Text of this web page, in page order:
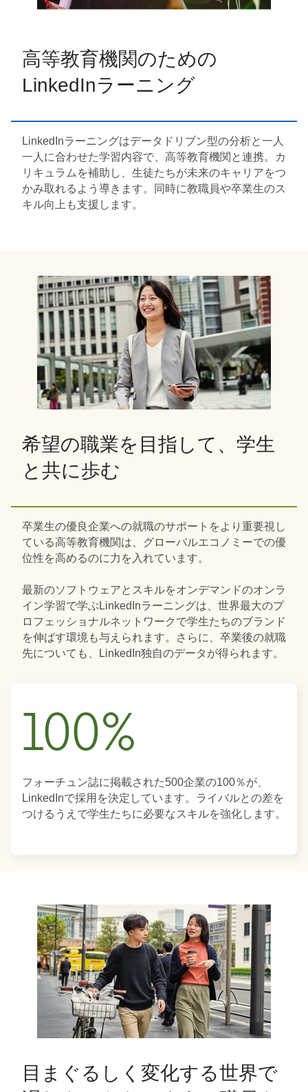
高等教育機関のための
LinkedInラーニング
LinkedInラーニングはデータドリブン型の分析と一人
一人に合わせた学習内容で、高等教育機関と連携。カ
リキュラムを補助し、生徒たちが未来のキャリアをつ
かみ取れるよう導きます。同時に教職員や卒業生のス
キル向上も支援します。
希望の職業を目指して、学生
と共に歩む
卒業生の優良企業への就職のサポートをより重要視し
ている高等教育機関は、グローバルエコノミーでの優
位性を高めるのに力を入れています。
最新のソフトウェアとスキルをオンデマンドのオンラ
イン学習で学ぶLinkedInラーニングは、世界最大のプ
ロフェッショナルネットワークで学生たちのブランド
を伸ばす環境も与えられます。さらに、卒業後の就職
先についても、LinkedIn独自のデータが得られます。
フォーチュン誌に掲載された500企業の100％が、
LinkedInで採用を決定しています。ライバルとの差を
つけるうえで学生たちに必要なスキルを強化します。
グコースが、ライバルとの差をつけるうえで学生たち
に必要なスキルを強化します。
目まぐるしく変化する世界で